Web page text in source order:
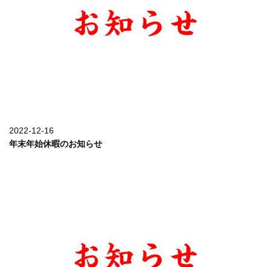
2022-12-16
年末年始休暇のお知らせ